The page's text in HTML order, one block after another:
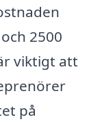
2500
viktigt att
på